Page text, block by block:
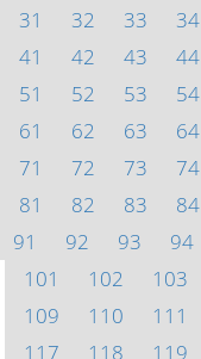
31
32 33 34
41
42 43 44
51
52 53 54
61
62 63 64
71
72 73 74
81
82 83 84
91
92 93 94
101
102 103
109
110 111
117
118 119